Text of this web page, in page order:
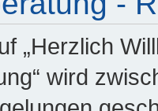
„Herzlich
wird